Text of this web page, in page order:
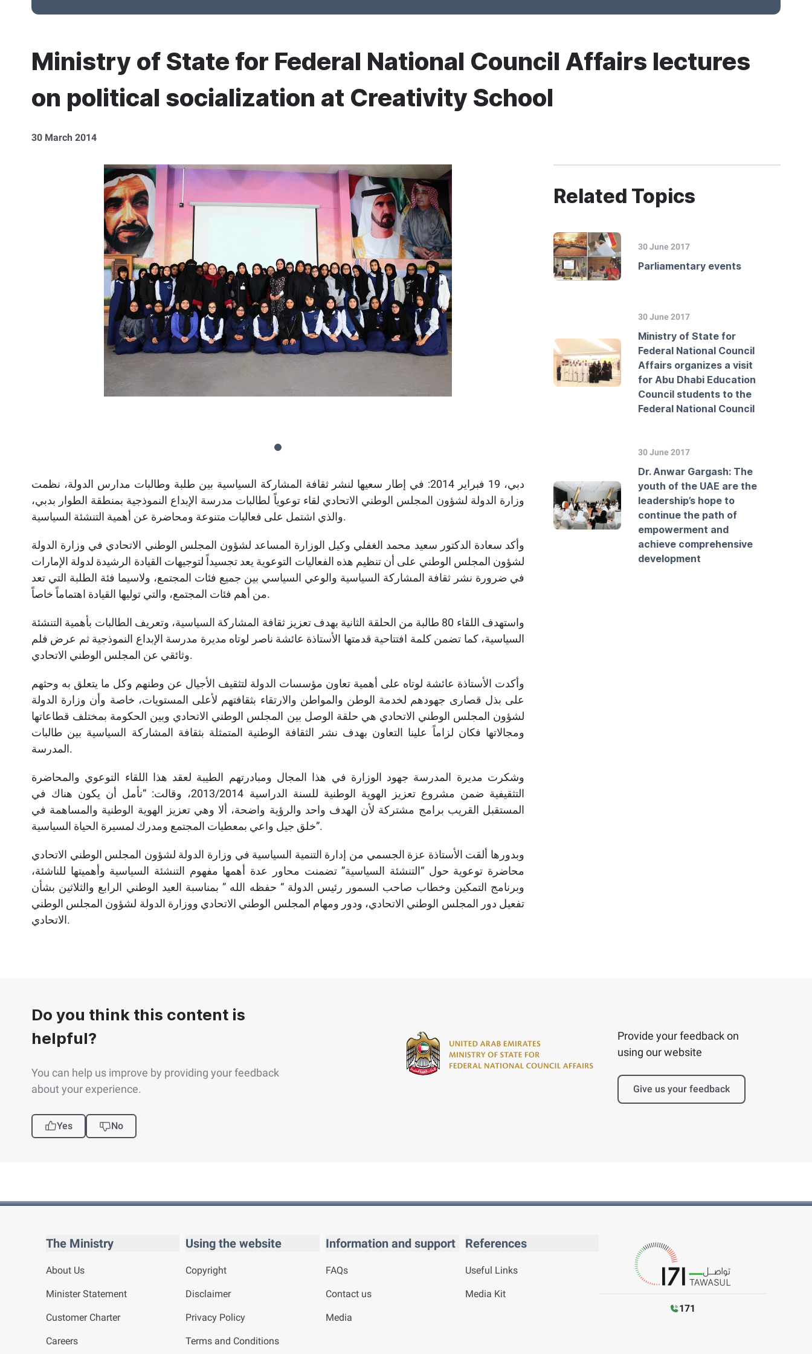
Ministry of State for Federal National Council Affairs lectures
on political socialization at Creativity School
30 March 2014
دبي، 19 فبراير 2014: في إطار سعيها لنشر ثقافة المشاركة السياسية بين طلبة وطالبات مدارس الدولة، نظمت
وزارة الدولة لشؤون المجلس الوطني الاتحادي لقاء توعوياً لطالبات مدرسة الإبداع النموذجية بمنطقة الطوار بدبي،
والذي اشتمل على فعاليات متنوعة ومحاضرة عن أهمية التنشئة السياسية.
وأكد سعادة الدكتور سعيد محمد الغفلي وكيل الوزارة المساعد لشؤون المجلس الوطني الاتحادي في وزارة الدولة
لشؤون المجلس الوطني على أن تنظيم هذه الفعاليات التوعوية يعد تجسيداً لتوجيهات القيادة الرشيدة لدولة الإمارات
في ضرورة نشر ثقافة المشاركة السياسية والوعي السياسي بين جميع فئات المجتمع، ولاسيما فئة الطلبة التي تعد
من أهم فئات المجتمع، والتي توليها القيادة اهتماماً خاصاً.
واستهدف اللقاء 80 طالبة من الحلقة الثانية بهدف تعزيز ثقافة المشاركة السياسية، وتعريف الطالبات بأهمية التنشئة
السياسية، كما تضمن كلمة افتتاحية قدمتها الأستاذة عائشة ناصر لوتاه مديرة مدرسة الإبداع النموذجية ثم عرض فلم
وثائقي عن المجلس الوطني الاتحادي.
وأكدت الأستاذة عائشة لوتاه على أهمية تعاون مؤسسات الدولة لتثقيف الأجيال عن وطنهم وكل ما يتعلق به وحثهم
على بذل قصارى جهودهم لخدمة الوطن والمواطن والارتقاء بثقافتهم لأعلى المستويات، خاصة وأن وزارة الدولة
لشؤون المجلس الوطني الاتحادي هي حلقة الوصل بين المجلس الوطني الاتحادي وبين الحكومة بمختلف قطاعاتها
ومجالاتها فكان لزاماً علينا التعاون بهدف نشر الثقافة الوطنية المتمثلة بثقافة المشاركة السياسية بين طالبات
المدرسة.
وشكرت مديرة المدرسة جهود الوزارة في هذا المجال ومبادرتهم الطيبة لعقد هذا اللقاء التوعوي والمحاضرة
التثقيفية ضمن مشروع تعزيز الهوية الوطنية للسنة الدراسية 2013/2014، وقالت: “نأمل أن يكون هناك في
المستقبل القريب برامج مشتركة لأن الهدف واحد والرؤية واضحة، ألا وهي تعزيز الهوية الوطنية والمساهمة في
خلق جيل واعي بمعطيات المجتمع ومدرك لمسيرة الحياة السياسية”.
وبدورها ألقت الأستاذة عزة الجسمي من إدارة التنمية السياسية في وزارة الدولة لشؤون المجلس الوطني الاتحادي
محاضرة توعوية حول “التنشئة السياسية” تضمنت محاور عدة أهمها مفهوم التنشئة السياسية وأهميتها للناشئة،
وبرنامج التمكين وخطاب صاحب السمور رئيس الدولة “ حفظه الله ” بمناسبة العيد الوطني الرابع والثلاثين بشأن
تفعيل دور المجلس الوطني الاتحادي، ودور ومهام المجلس الوطني الاتحادي ووزارة الدولة لشؤون المجلس الوطني
الاتحادي.
Related Topics
30 June 2017
Parliamentary events
30 June 2017
Ministry of State for
Federal National Council
Affairs organizes a visit
for Abu Dhabi Education
Council students to the
Federal National Council
30 June 2017
Dr. Anwar Gargash: The
youth of the UAE are the
leadership’s hope to
continue the path of
empowerment and
achieve comprehensive
development
Do you think this content is
helpful?
You can help us improve by providing your feedback
about your experience.
Yes No
Provide your feedback on
using our website
Give us your feedback
The Ministry
About Us
Minister Statement
Customer Charter
Careers
Using the website
Copyright
Disclaimer
Privacy Policy
Terms and Conditions
Information and support
FAQs
Contact us
Media
References
Useful Links
Media Kit
171